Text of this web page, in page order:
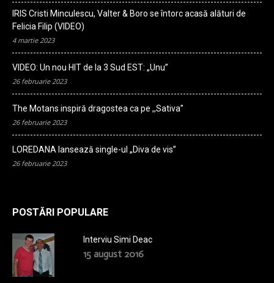
IRIS Cristi Minculescu, Valter & Boro se întorc acasă alături de
Felicia Filip (VIDEO)
4 martie 2023
VIDEO: Un nou HIT de la 3 Sud EST: „Unu”
26 februarie 2023
The Motans inspiră dragostea ca pe ,,Sativa”
26 februarie 2023
LOREDANA lansează single-ul „Diva de vis”
26 februarie 2023
POSTĂRI POPULARE
Interviu Simi Deac
15 august 2016